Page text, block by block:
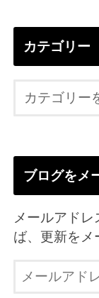
カテゴリー
ブログをメ
メールアド
ば、更新をメ